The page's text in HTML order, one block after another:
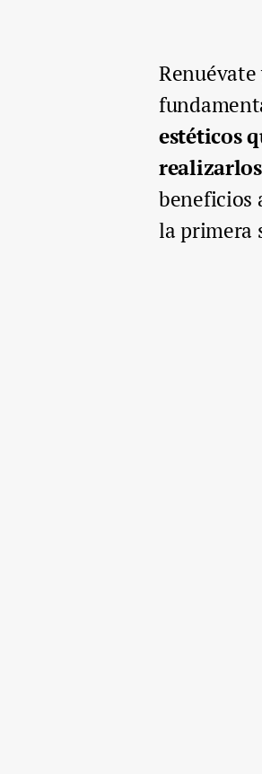
estéticos
beneficios
la primera